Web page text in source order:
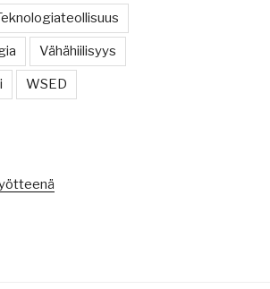
Vähähiilisyys
WSED